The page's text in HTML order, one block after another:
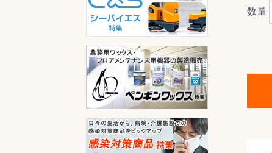
数量